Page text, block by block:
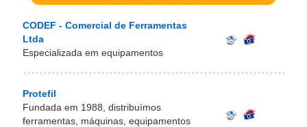
CODEF - Comercial de Ferramentas
Ltda
Especializada em equipamentos
Protefil
Fundada em 1988, distribuímos
ferramentas, máquinas, equipamentos